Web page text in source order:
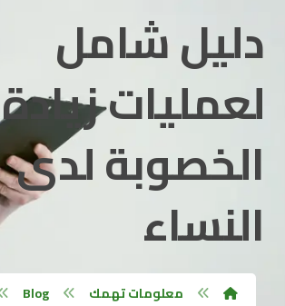
دليل شامل
لعمليات زيادة
الخصوبة لدى
النساء
معلومات تهمك Blog